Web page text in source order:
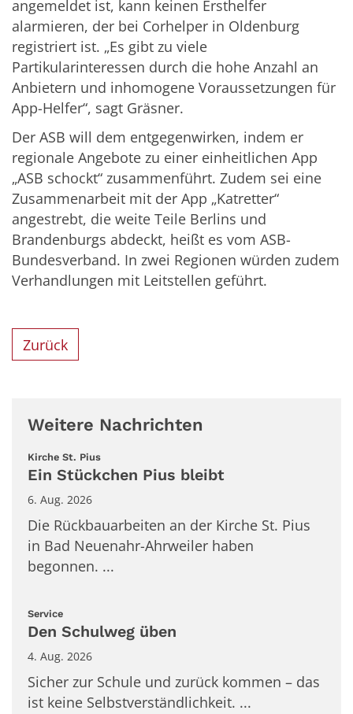
angemeldet ist, kann keinen Ersthelfer
alarmieren, der bei Corhelper in Oldenburg
registriert ist. „Es gibt zu viele
Partikularinteressen durch die hohe Anzahl an
Anbietern und inhomogene Voraussetzungen für
App-Helfer“, sagt Gräsner.
Der ASB will dem entgegenwirken, indem er
regionale Angebote zu einer einheitlichen App
„ASB schockt“ zusammenführt. Zudem sei eine
Zusammenarbeit mit der App „Katretter“
angestrebt, die weite Teile Berlins und
Brandenburgs abdeckt, heißt es vom ASB-
Bundesverband. In zwei Regionen würden zudem
Verhandlungen mit Leitstellen geführt.
Zurück
Weitere Nachrichten
Kirche St. Pius:
Ein Stückchen Pius bleibt
6. Aug. 2026
Die Rückbauarbeiten an der Kirche St. Pius
in Bad Neuenahr-Ahrweiler haben
begonnen. ...
Service:
Den Schulweg üben
4. Aug. 2026
Sicher zur Schule und zurück kommen – das
ist keine Selbstverständlichkeit. ...